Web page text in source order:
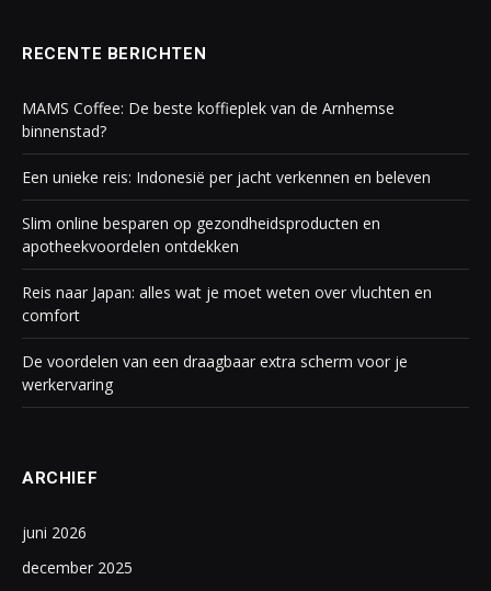
RECENTE BERICHTEN
MAMS Coffee: De beste koffieplek van de Arnhemse
binnenstad?
Een unieke reis: Indonesië per jacht verkennen en beleven
Slim online besparen op gezondheidsproducten en
apotheekvoordelen ontdekken
Reis naar Japan: alles wat je moet weten over vluchten en
comfort
De voordelen van een draagbaar extra scherm voor je
werkervaring
ARCHIEF
juni 2026
december 2025